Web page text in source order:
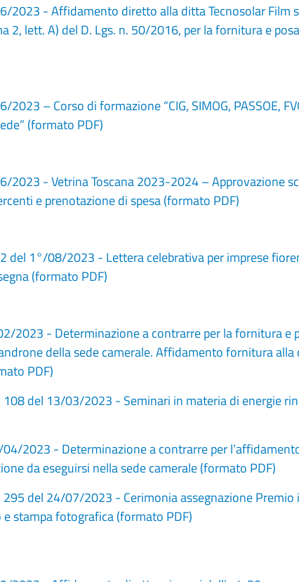
- Affidamento diretto alla ditta Tecnosolar Film
2, lett. A) del D. Lgs. n. 50/2016, per la fornitura e
– Corso di formazione “CIG, SIMOG, PASSOE,
(formato PDF)
- Vetrina Toscana 2023-2024 – Approvazione
e prenotazione di spesa (formato PDF)
del 1°/08/2023 - Lettera celebrativa per imprese
(formato PDF)
2023 - Determinazione a contrarre per la fornitura e
della sede camerale. Affidamento fornitura
PDF)
del 13/03/2023 - Seminari in materia di energie
2023 - Determinazione a contrarre per
da eseguirsi nella sede camerale (formato PDF)
del 24/07/2023 - Cerimonia assegnazione Premio
stampa fotografica (formato PDF)